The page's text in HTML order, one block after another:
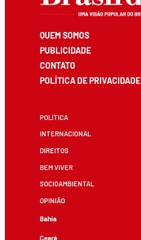
QUEM SOMOS
PUBLICIDADE
CONTATO
POLÍTICA DE PRIVACIDADE
POLÍTICA
INTERNACIONAL
DIREITOS
BEM VIVER
SOCIOAMBIENTAL
OPINIÃO
Bahia
Ceará